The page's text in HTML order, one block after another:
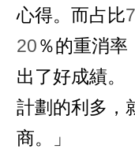
心得。而占比
20％的重消
出了好成績。
計劃的利多，
商。」